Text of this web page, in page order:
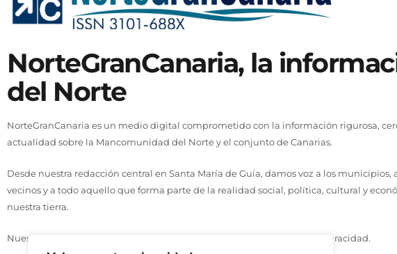
NorteGranCanaria, la
del Norte
NorteGranCanaria es un medio digital comprometido con la información rigurosa,
actualidad sobre la Mancomunidad del Norte y el conjunto de Canarias.
Desde nuestra redacción central en Santa María de Guía, damos voz a los municipios,
vecinos y a todo aquello que forma parte de la realidad social, política, cultural y
nuestra tierra.
Nuestro compromiso se basa en tres principios: actualidad, cercanía y veracidad.